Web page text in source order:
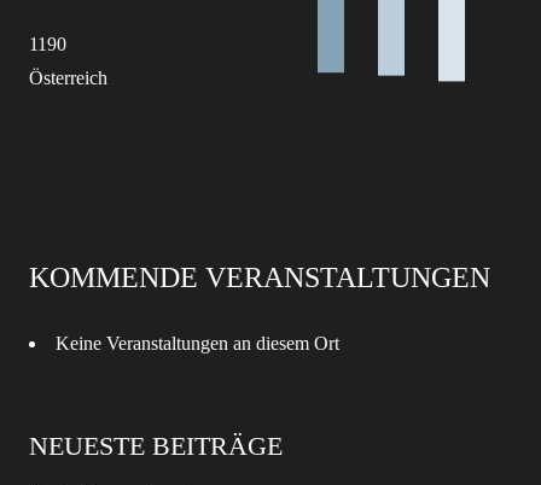
1190
Österreich
KOMMENDE VERANSTALTUNGEN
Keine Veranstaltungen an diesem Ort
NEUESTE BEITRÄGE